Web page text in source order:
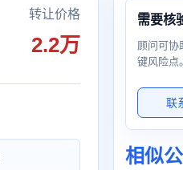
转让价格
2.2万
需要核
顾问可协
键风险点。
联
相似